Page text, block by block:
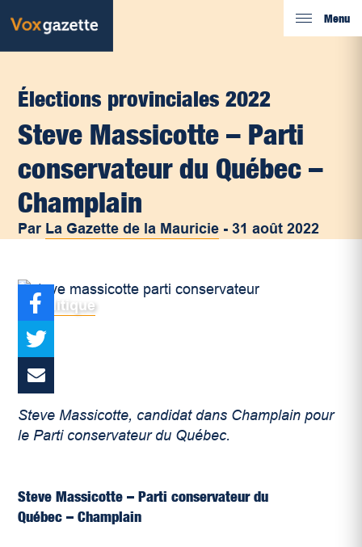
Menu
Élections provinciales 2022
Steve Massicotte – Parti
conservateur du Québec –
Champlain
Par La Gazette de la Mauricie -31 août 2022
Politique
Steve Massicotte, candidat dans Champlain pour
le Parti conservateur du Québec.
Steve Massicotte – Parti conservateur du
Québec – Champlain